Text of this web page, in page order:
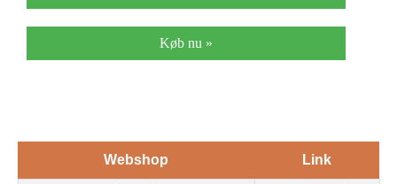
Køb nu »
Webshop Link